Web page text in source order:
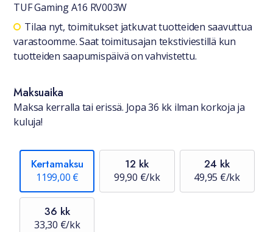
TUF Gaming A16 RV003W
Saatavuustiedot
Tilaa nyt, toimitukset jatkuvat tuotteiden saavuttua
varastoomme. Saat toimitusajan tekstiviestillä kun
tuotteiden saapumispäivä on vahvistettu.
Maksuaika
Maksa kerralla tai erissä. Jopa 36 kk ilman korkoja ja
kuluja!
Kertamaksu
1199,00 €
12 kk
99,90 €/kk
24 kk
49,95 €/kk
36 kk
33,30 €/kk